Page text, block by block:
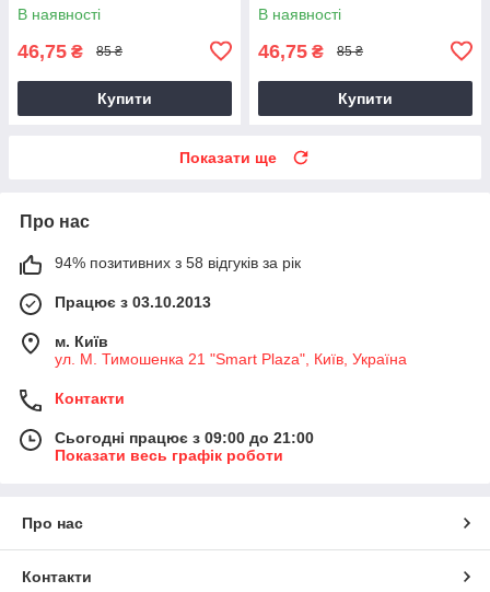
В наявності
46,75 ₴ 85 ₴
Купити
В наявності
46,75 ₴ 85 ₴
Купити
Показати ще
Про нас
94% позитивних з 58 відгуків за рік
Працює з 03.10.2013
м. Київ
ул. М. Тимошенка 21 "Smart Plaza", Київ, Україна
Контакти
Сьогодні працює з 09:00 до 21:00
Показати весь графік роботи
Про нас
Контакти